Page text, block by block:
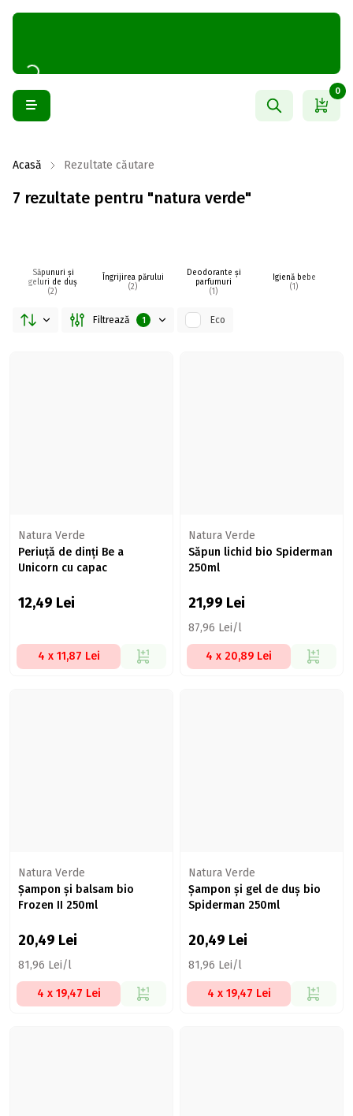
0
Acasă Rezultate căutare
7 rezultate pentru "natura verde"
Săpunuri și
geluri de duș
(2)
Îngrijirea părului
(2)
Deodorante și
parfumuri
(1)
Igienă bebe
(1)
Filtrează 1 Eco
Natura Verde
Periuță de dinți Be a
Unicorn cu capac
12,49 Lei
4 x 11,87 Lei
Natura Verde
Săpun lichid bio Spiderman
250ml
21,99 Lei
87,96 Lei/l
4 x 20,89 Lei
Natura Verde
Șampon și balsam bio
Frozen II 250ml
20,49 Lei
81,96 Lei/l
4 x 19,47 Lei
Natura Verde
Șampon și gel de duș bio
Spiderman 250ml
20,49 Lei
81,96 Lei/l
4 x 19,47 Lei